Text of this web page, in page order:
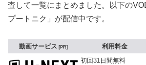
査して一覧にまとめました。以下の
プートニク」が配信中です。
動画サービス PR 利用料金
初回31日間無料